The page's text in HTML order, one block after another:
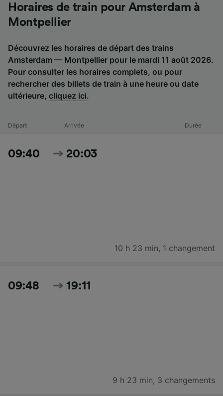
Horaires de train pour Amsterdam à
Montpellier
Découvrez les horaires de départ des trains
Amsterdam — Montpellier pour le mardi 11 août 2026.
Pour consulter les horaires complets, ou pour
rechercher des billets de train à une heure ou date
ultérieure, cliquez ici.
Départ Arrivée Durée
09:40 20:03
10 h 23 min, 1 changement
09:48 19:11
9 h 23 min, 3 changements